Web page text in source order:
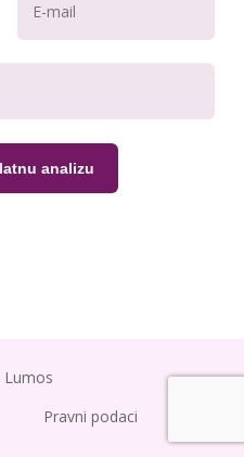
Lumos
Pravni podaci